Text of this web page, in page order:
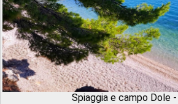
Spiaggia e campo Dole